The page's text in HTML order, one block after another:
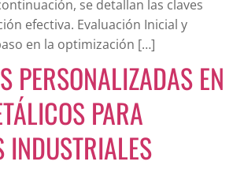
se detallan las claves
efectiva. Evaluación Inicial y
en la optimización […]
PERSONALIZADAS EN
PARA
INDUSTRIALES